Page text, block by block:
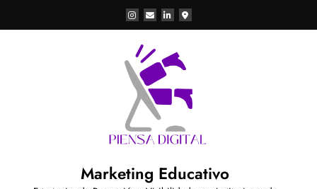
contenido
Marketing Educativo